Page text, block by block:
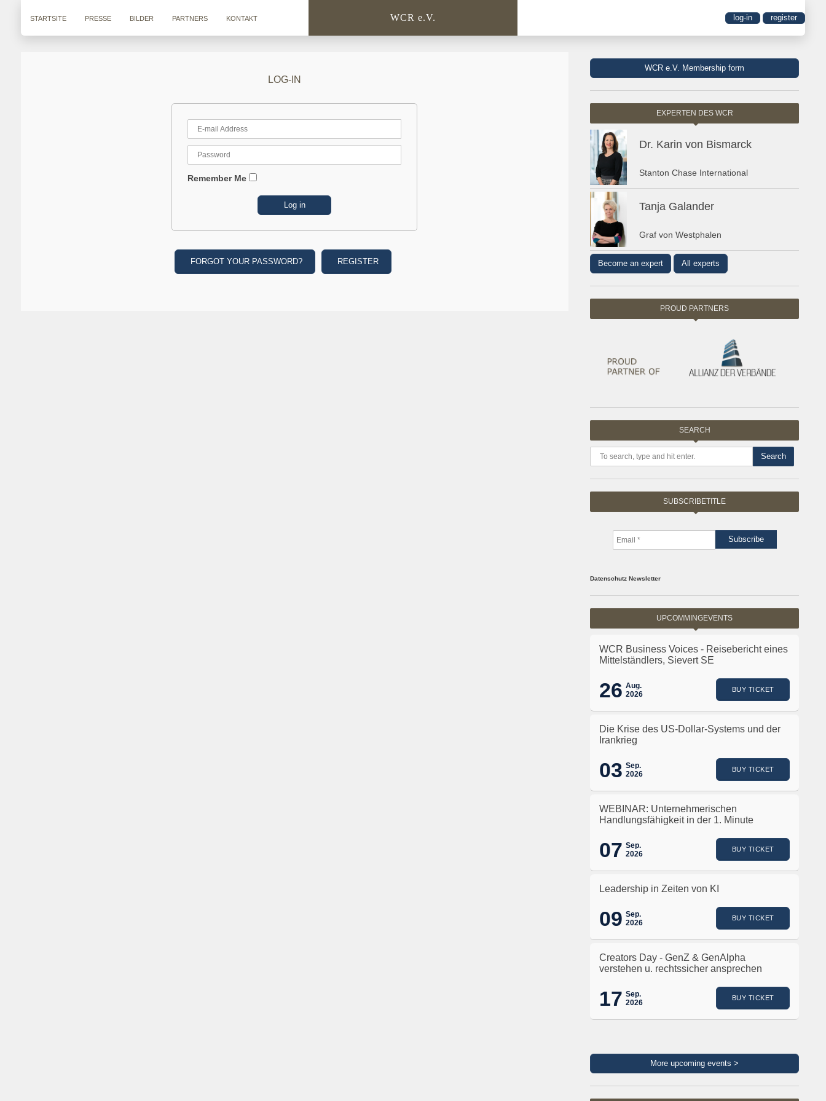
STARTSITE PRESSE BILDER PARTNERS KONTAKT WCR e.V. log-in register
LOG-IN
Remember Me
FORGOT YOUR PASSWORD? REGISTER
WCR e.V. Membership form
EXPERTEN DES WCR
Dr. Karin von Bismarck
Stanton Chase International
Tanja Galander
Graf von Westphalen
Become an expert All experts
PROUD PARTNERS
SEARCH
Search
SUBSCRIBETITLE
Datenschutz Newsletter
UPCOMMINGEVENTS
WCR Business Voices - Reisebericht eines
Mittelständlers, Sievert SE
26 Aug.
2026
BUY TICKET
Die Krise des US-Dollar-Systems und der
Irankrieg
03 Sep.
2026
BUY TICKET
WEBINAR: Unternehmerischen
Handlungsfähigkeit in der 1. Minute
07 Sep.
2026
BUY TICKET
Leadership in Zeiten von KI
09 Sep.
2026
BUY TICKET
Creators Day - GenZ & GenAlpha
verstehen u. rechtssicher ansprechen
17 Sep.
2026
BUY TICKET
More upcoming events >